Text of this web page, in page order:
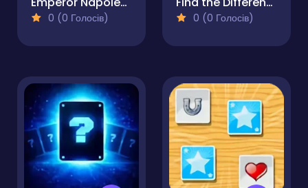
0 (0 Голосів) 0 (0 Голосів)